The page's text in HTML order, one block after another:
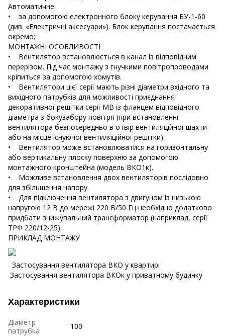
Автоматичне:
• за допомогою електронного блоку керування БУ-1-60
(див. «Електричні аксесуари»). Блок керування постачається
окремо;
МОНТАЖНІ ОСОБЛИВОСТІ
• Вентилятор встановлюється в канал із відповідним
перерізом. Під час монтажу з гнучкими повітропроводами
кріпиться за допомогою хомутів.
• Вентилятори цієї серії мають різні діаметри вхідного та
вихідного патрубків для можливості приєднання
декоративної решітки серії МВ із фланцем відповідного
діаметра з бокузабору повітря (при встановленні
вентилятора безпосередньо в отвір вентиляційної шахти
або на місце існуючої вентиляційної решітки).
• Вентилятор може встановлюватися на горизонтальну
або вертикальну плоску поверхню за допомогою
монтажного кронштейна (модель ВКО1к).
• Можливе встановлення двох вентиляторів послідовно
для збільшення напору.
• Для підключення вентилятора з двигуном із низькою
напругою 12 В до мережі 220 В/50 Гц необхідно додатково
придбати знижувальний трансформатор (наприклад, серії
ТРФ 220/12-25).
ПРИКЛАД МОНТАЖУ
Застосування вентилятора ВКО у квартирі
Застосування вентилятора ВКОк у приватному будинку
Характеристики
Діаметр
патрубка
100